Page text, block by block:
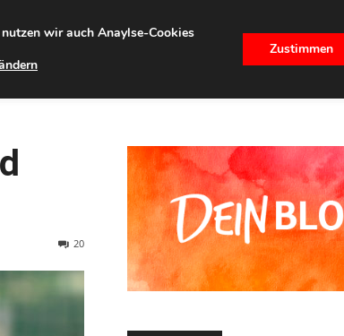
IMMOBILIEN
20
wir auch Anaylse-Cookies
Zustimmen